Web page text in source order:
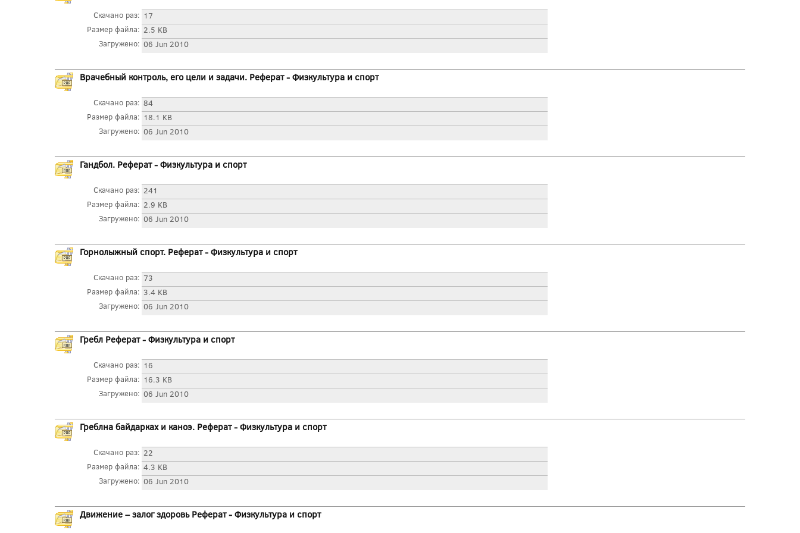
Скачано раз: 17
Размер файла: 2.5 KB
Загружено: 06 Jun 2010
Врачебный контроль, его цели и задачи. Реферат - Физкультура и спорт
Скачано раз: 84
Размер файла: 18.1 KB
Загружено: 06 Jun 2010
Гандбол. Реферат - Физкультура и спорт
Скачано раз: 241
Размер файла: 2.9 KB
Загружено: 06 Jun 2010
Горнолыжный спорт. Реферат - Физкультура и спорт
Скачано раз: 73
Размер файла: 3.4 KB
Загружено: 06 Jun 2010
Гребл Реферат - Физкультура и спорт
Скачано раз: 16
Размер файла: 16.3 KB
Загружено: 06 Jun 2010
Греблна байдарках и каноэ. Реферат - Физкультура и спорт
Скачано раз: 22
Размер файла: 4.3 KB
Загружено: 06 Jun 2010
Движение – залог здоровь Реферат - Физкультура и спорт